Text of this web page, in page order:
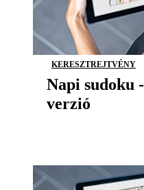
KERESZTREJTVÉNY
Napi sudoku
verzió